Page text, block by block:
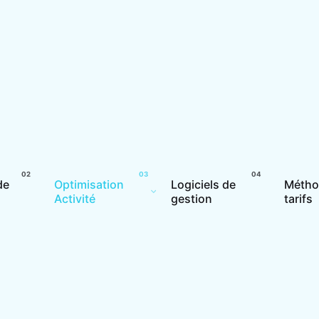
Optimisation
Activité
Logiciels de
gestion
tarifs